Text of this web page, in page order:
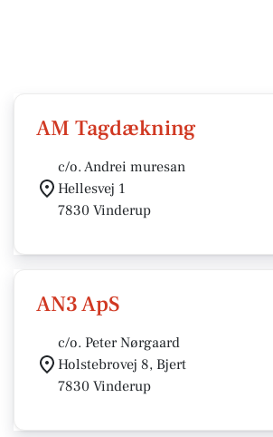
AM Tagdækning
c/o. Andrei muresan
Hellesvej 1
7830 Vinderup
AN3 ApS
c/o. Peter Nørgaard
Holstebrovej 8, Bjert
7830 Vinderup